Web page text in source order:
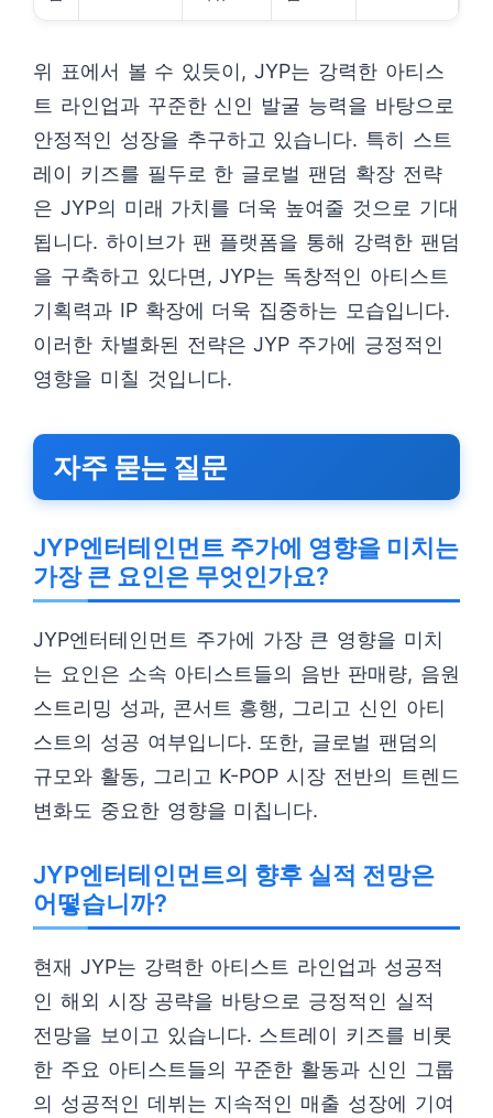
위 표에서 볼 수 있듯이, JYP는 강력한 아티스
트 라인업과 꾸준한 신인 발굴 능력을 바탕으로
안정적인 성장을 추구하고 있습니다. 특히 스트
레이 키즈를 필두로 한 글로벌 팬덤 확장 전략
은 JYP의 미래 가치를 더욱 높여줄 것으로 기대
됩니다. 하이브가 팬 플랫폼을 통해 강력한 팬덤
을 구축하고 있다면, JYP는 독창적인 아티스트
기획력과 IP 확장에 더욱 집중하는 모습입니다.
이러한 차별화된 전략은 JYP 주가에 긍정적인
영향을 미칠 것입니다.
자주 묻는 질문
JYP엔터테인먼트 주가에 영향을 미치는
가장 큰 요인은 무엇인가요?
JYP엔터테인먼트 주가에 가장 큰 영향을 미치
는 요인은 소속 아티스트들의 음반 판매량, 음원
스트리밍 성과, 콘서트 흥행, 그리고 신인 아티
스트의 성공 여부입니다. 또한, 글로벌 팬덤의
규모와 활동, 그리고 K-POP 시장 전반의 트렌드
변화도 중요한 영향을 미칩니다.
JYP엔터테인먼트의 향후 실적 전망은
어떻습니까?
현재 JYP는 강력한 아티스트 라인업과 성공적
인 해외 시장 공략을 바탕으로 긍정적인 실적
전망을 보이고 있습니다. 스트레이 키즈를 비롯
한 주요 아티스트들의 꾸준한 활동과 신인 그룹
의 성공적인 데뷔는 지속적인 매출 성장에 기여